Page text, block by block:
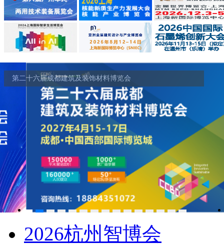
第二十六届成都建筑及装饰材料博览会
2026杭州智博会